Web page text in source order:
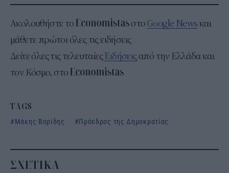
Ακολουθήστε το στο Google Newsκαι
μάθετε πρώτοι όλες τις ειδήσεις
Δείτε όλες τις τελευταίεςΕιδήσειςαπό την Ελλάδα και
τον Κόσμο, στο
TAGS
Μάκης Βορίδης
Πρόεδρος της Δημοκρατίας
ΣΧΕΤΙΚΑ